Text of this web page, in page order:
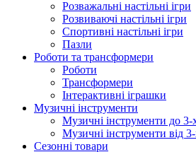
Розважальні настільні ігри
Розвиваючі настільні ігри
Спортивні настільні ігри
Пазли
Роботи та трансформери
Роботи
Трансформери
Інтерактивні іграшки
Музичні інструменти
Музичні інструменти до 3-
Музичні інструменти від 3-
Сезонні товари